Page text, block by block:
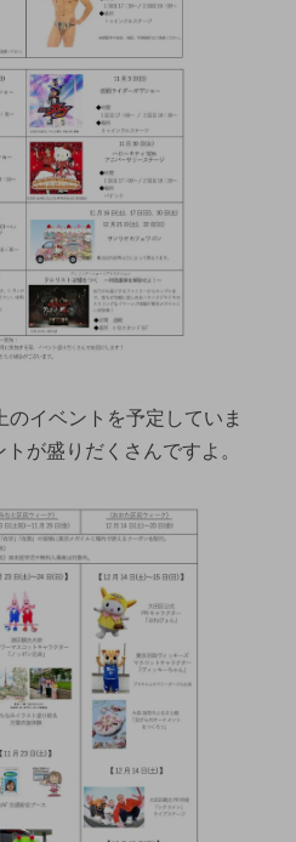
イベントを予定していま
が盛りだくさんですよ。